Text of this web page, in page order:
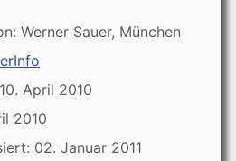
Werner Sauer, München
April 2010
2010
02. Januar 2011